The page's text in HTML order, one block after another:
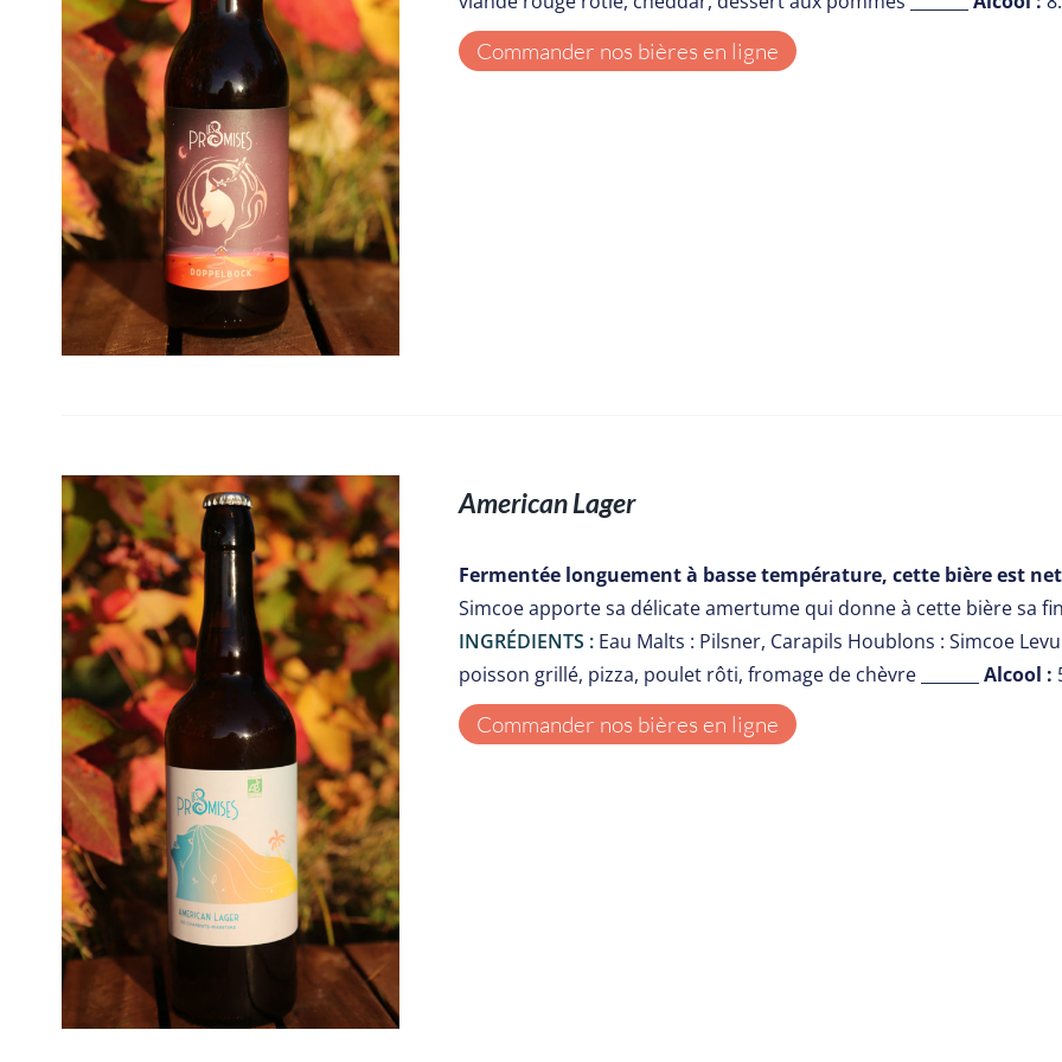
Commander nos bières en ligne
American Lager
Fermentée longuement à basse température, cette bière est
Simcoe apporte sa délicate amertume qui donne à cette bière sa
INGRÉDIENTS :Eau Malts : Pilsner, Carapils Houblons : Simcoe
poisson grillé, pizza, poulet rôti, fromage de chèvre _______ Alcool :
Commander nos bières en ligne